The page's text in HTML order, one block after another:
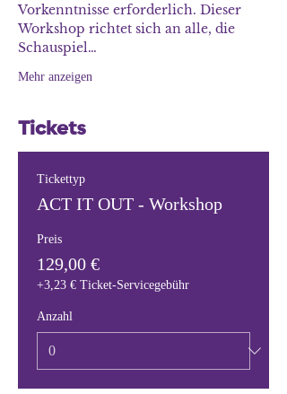
Vorkenntnisse erforderlich. Dieser
Workshop richtet sich an alle, die
Schauspiel…
Mehr anzeigen
Tickets
Tickettyp
ACT IT OUT - Workshop
Preis
129,00 €
+3,23 € Ticket-Servicegebühr
Anzahl